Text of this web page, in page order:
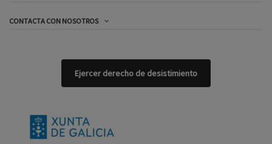
CONTACTA CON NOSOTROS
Ejercer derecho de desistimiento